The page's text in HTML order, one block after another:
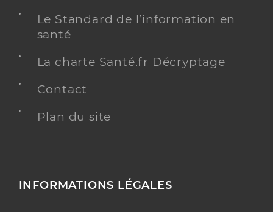
Le Standard de l’information en
santé
La charte Santé.fr Décryptage
Contact
Plan du site
INFORMATIONS LÉGALES